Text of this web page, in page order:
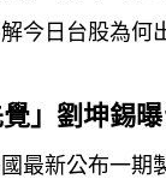
今日台股為何
覺」劉坤錫
最新公布一期